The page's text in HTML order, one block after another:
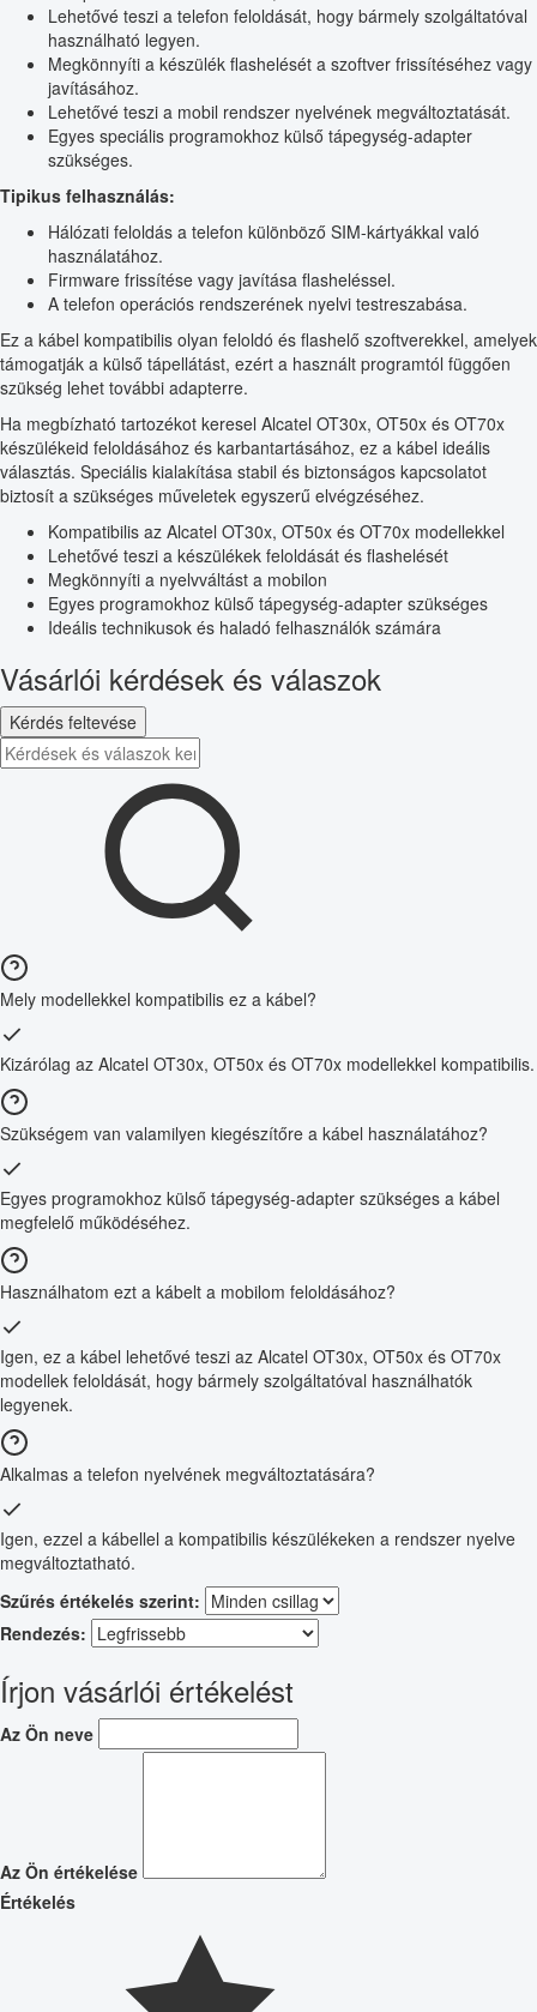
Lehetővé teszi a telefon feloldását, hogy bármely szolgáltatóval
használható legyen.
Megkönnyíti a készülék flashelését a szoftver frissítéséhez vagy
javításához.
Lehetővé teszi a mobil rendszer nyelvének megváltoztatását.
Egyes speciális programokhoz külső tápegység-adapter
szükséges.
Tipikus felhasználás:
Hálózati feloldás a telefon különböző SIM-kártyákkal való
használatához.
Firmware frissítése vagy javítása flasheléssel.
A telefon operációs rendszerének nyelvi testreszabása.
Ez a kábel kompatibilis olyan feloldó és flashelő szoftverekkel, amelyek
támogatják a külső tápellátást, ezért a használt programtól függően
szükség lehet további adapterre.
Ha megbízható tartozékot keresel Alcatel OT30x, OT50x és OT70x
készülékeid feloldásához és karbantartásához, ez a kábel ideális
választás. Speciális kialakítása stabil és biztonságos kapcsolatot
biztosít a szükséges műveletek egyszerű elvégzéséhez.
Kompatibilis az Alcatel OT30x, OT50x és OT70x modellekkel
Lehetővé teszi a készülékek feloldását és flashelését
Megkönnyíti a nyelvváltást a mobilon
Egyes programokhoz külső tápegység-adapter szükséges
Ideális technikusok és haladó felhasználók számára
Vásárlói kérdések és válaszok
Kérdés feltevése
Mely modellekkel kompatibilis ez a kábel?
Kizárólag az Alcatel OT30x, OT50x és OT70x modellekkel kompatibilis.
Szükségem van valamilyen kiegészítőre a kábel használatához?
Egyes programokhoz külső tápegység-adapter szükséges a kábel
megfelelő működéséhez.
Használhatom ezt a kábelt a mobilom feloldásához?
Igen, ez a kábel lehetővé teszi az Alcatel OT30x, OT50x és OT70x
modellek feloldását, hogy bármely szolgáltatóval használhatók
legyenek.
Alkalmas a telefon nyelvének megváltoztatására?
Igen, ezzel a kábellel a kompatibilis készülékeken a rendszer nyelve
megváltoztatható.
Szűrés értékelés szerint:
Rendezés:
Írjon vásárlói értékelést
Az Ön neve
Az Ön értékelése
Értékelés